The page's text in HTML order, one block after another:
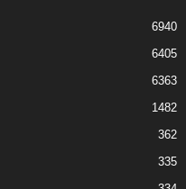
6940
6405
6363
1482
362
335